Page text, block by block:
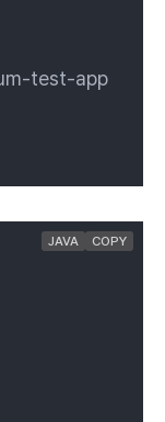
test-app
JAVA COPY